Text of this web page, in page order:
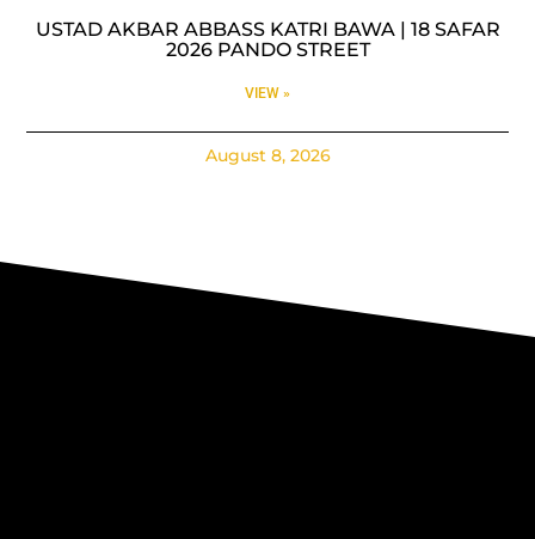
USTAD AKBAR ABBASS KATRI BAWA | 18 SAFAR
2026 PANDO STREET
VIEW »
August 8, 2026